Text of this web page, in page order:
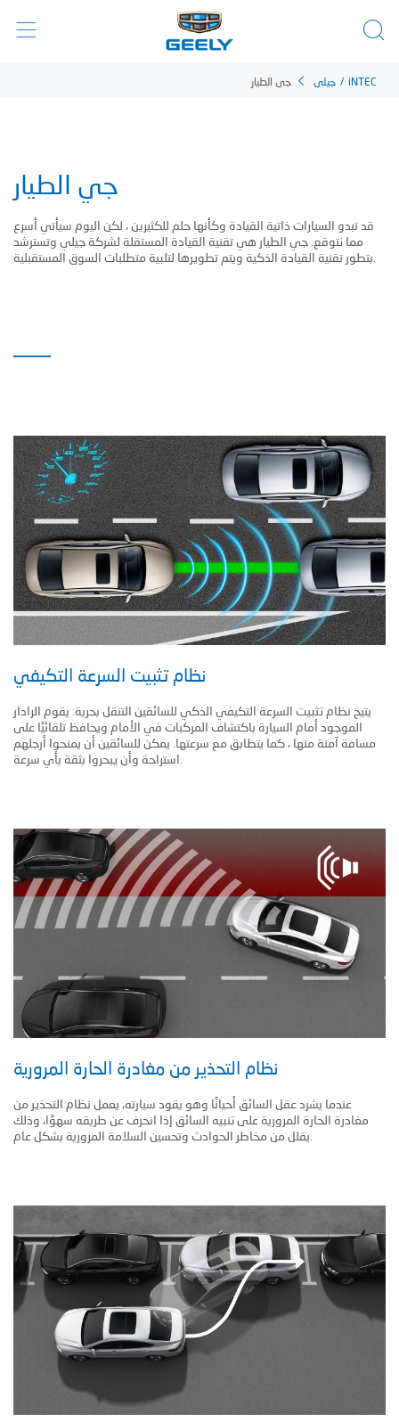
جي الطيار جيلي / iNTEC
جي الطيار
قد تبدو السيارات ذاتية القيادة وكأنها حلم للكثيرين ، لكن اليوم سيأتي أسرع
مما نتوقع. جي الطيار هي تقنية القيادة المستقلة لشركة جيلي وتسترشد
نظام تثبيت السرعة التكيفي
يتيح نظام تثبيت السرعة التكيفي الذكي للسائقين التنقل بحرية. يقوم الرادار
الموجود أمام السيارة باكتشاف المركبات في الأمام ويحافظ تلقائيًا على
مسافة آمنة منها ، كما يتطابق مع سرعتها. يمكن للسائقين أن يمنحوا أرجلهم
نظام التحذير من مغادرة الحارة المرورية
عندما يشرد عقل السائق أحيانًا وهو يقود سيارته، يعمل نظام التحذير من
مغادرة الحارة المرورية على تنبيه السائق إذا انحرف عن طريقه سهوًا، وذلك